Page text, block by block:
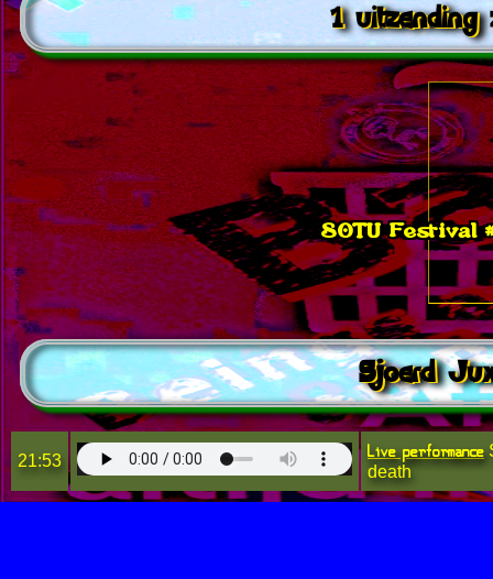
1 uitzending
SOTU Festival
Sjoerd
21:53 Live performance
death